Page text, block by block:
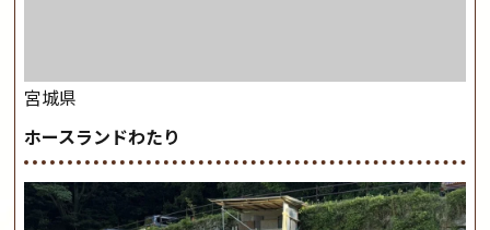
宮城県
ホースランドわたり